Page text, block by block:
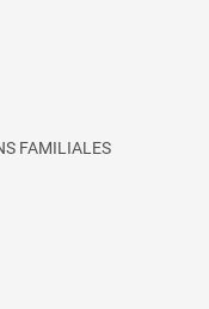
FAMILIALES